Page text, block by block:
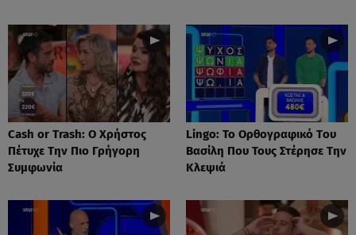
Cash or Trash: Ο Χρήστος
Πέτυχε Την Πιο Γρήγορη
Συμφωνία
Lingo: Το Oρθογραφικό Tου
Βασίλη Που Τους Στέρησε Την
Κλεψιά